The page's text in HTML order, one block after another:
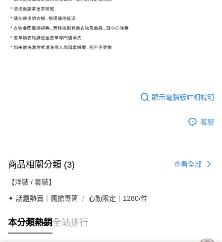
顯示電腦版詳細說明
客服
商品相關分類 (3) 查看全部
【洋裝 / 套裝】
✦ 話題熱賣｜瘋搶專區 心動限定｜1280/件
本分類熱銷全站排行